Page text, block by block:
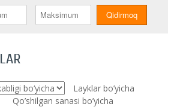
Layklar bo’yicha
Qo’shilgan sanasi bo’yicha